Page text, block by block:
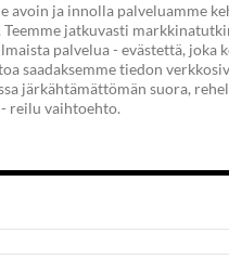
avoin ja innolla palveluamme
jatkuvasti
palvelua - evästettä, joka
saadaksemme tiedon
järkähtämättömän suora,
reilu vaihtoehto.